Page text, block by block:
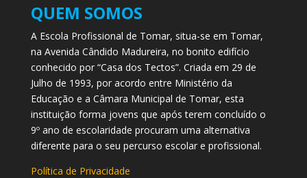
QUEM SOMOS
A Escola Profissional de Tomar, situa-se em Tomar,
na Avenida Cândido Madureira, no bonito edifício
conhecido por “Casa dos Tectos”. Criada em 29 de
Julho de 1993, por acordo entre Ministério da
Educação e a Câmara Municipal de Tomar, esta
instituição forma jovens que após terem concluído o
9º ano de escolaridade procuram uma alternativa
diferente para o seu percurso escolar e profissional.
Política de Privacidade